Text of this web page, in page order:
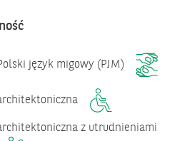
język migowy (PJM)
z utrudnieniami